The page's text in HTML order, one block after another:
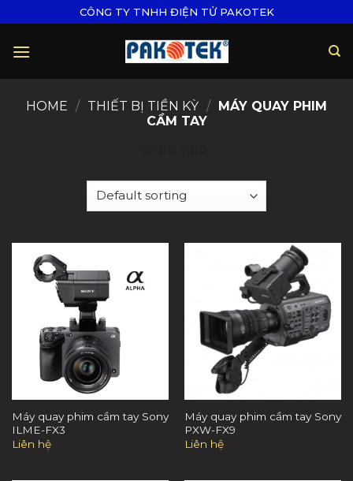
content
CÔNG TY TNHH ĐIỆN TỬ PAKOTEK
HOME / THIẾT BỊ TIỀN KỲ / MÁY QUAY PHIM
CẦM TAY
Máy quay phim cầm tay Sony
ILME-FX3
Liên hệ
Máy quay phim cầm tay Sony
PXW-FX9
Liên hệ